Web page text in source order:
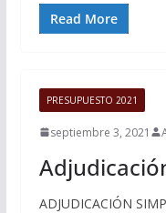
Read More
PRESUPUESTO 2021
septiembre 3, 2021
ADJUDICACIÓN